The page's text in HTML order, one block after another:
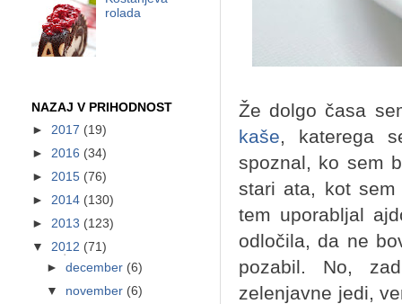
Že dolgo časa
kaše , katerega
spoznal, ko sem
stari ata, kot
tem uporabljal
odločila, da ne
pozabil. No,
zelenjavne jedi,
rolada
NAZAJ V PRIHODNOST
► 2017 (19)
► 2016 (34)
► 2015 (76)
► 2014 (130)
► 2013 (123)
▼ 2012 (71)
►december (6)
▼ november (6)